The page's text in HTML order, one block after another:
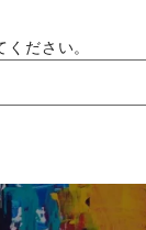
ださい。